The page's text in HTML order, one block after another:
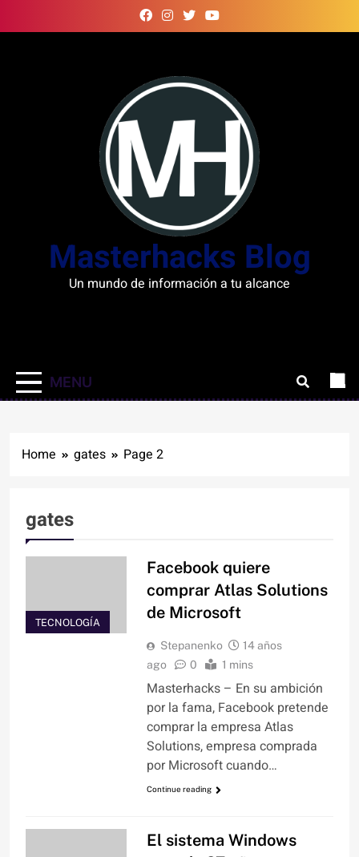
to
Masterhacks Blog
Un mundo de información a tu alcance
MENU
Home gates Page 2
gates
TECNOLOGÍA
Facebook quiere
comprar Atlas Solutions
de Microsoft
Stepanenko
14 años
ago
0 1 mins
Masterhacks – En su ambición
por la fama, Facebook pretende
comprar la empresa Atlas
Solutions, empresa comprada
por Microsoft cuando…
Continue reading
El sistema Windows